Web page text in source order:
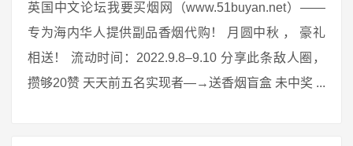
英国中文论坛我要买烟网（www.51buyan.net）——
专为海内华人提供副品香烟代购！ 月圆中秋 ， 豪礼
相送！ 流动时间：2022.9.8–9.10 分享此条敌人圈，
攒够20赞 天天前五名实现者—→送香烟盲盒 未中奖 ...